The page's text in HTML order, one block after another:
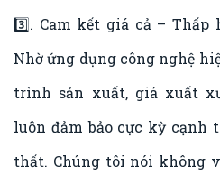
3️⃣. Cam kết giá cả – Thấp
Nhờ ứng dụng công nghệ
trình sản xuất, giá xuất
luôn đảm bảo cực kỳ
thất. Chúng tôi nói không